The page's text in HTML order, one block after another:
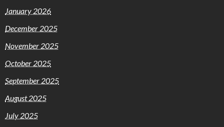
January 2026
December 2025
November 2025
October 2025
September 2025
August 2025
July 2025